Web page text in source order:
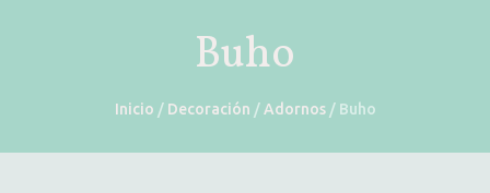
Buho
Inicio / Decoración /Adornos/ Buho